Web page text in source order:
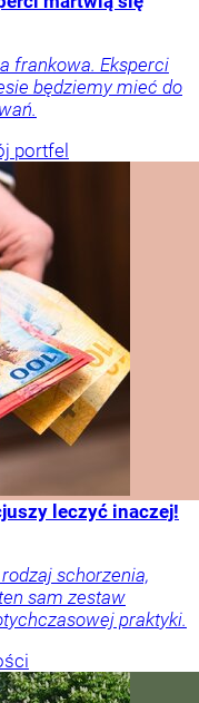
frankowa. Eksperci
będziemy mieć do
portfel
leczyć inaczej!
schorzenia,
sam zestaw
praktyki.